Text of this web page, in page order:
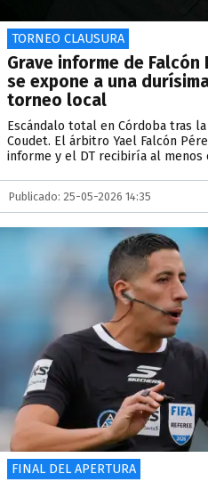
TORNEO CLAUSURA
Grave informe de Falcón
se expone a una
torneo local
Escándalo total en Córdoba tras
Coudet. El árbitro Yael Falcón
informe y el DT recibiría al menos
Publicado: 25-05-2026 14:35
FINAL DEL APERTURA